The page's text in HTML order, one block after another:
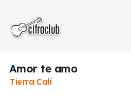
Amor te amo
Tierra Cali